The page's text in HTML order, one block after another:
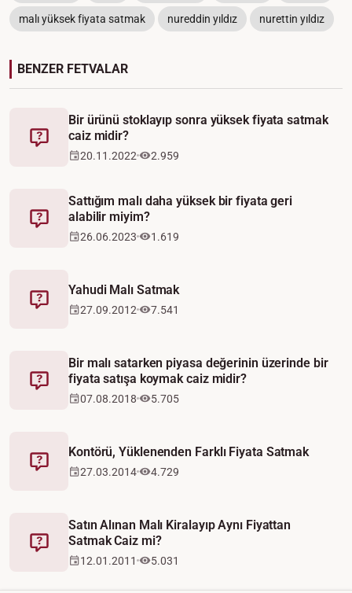
malı yüksek fiyata satmak nureddin yıldız nurettin yıldız
BENZER FETVALAR
Fetva
Bir ürünü stoklayıp sonra yüksek fiyata satmak
caiz midir?
20.11.2022 2.959
Fetva
Sattığım malı daha yüksek bir fiyata geri
alabilir miyim?
26.06.2023 1.619
Fetva
Yahudi Malı Satmak
27.09.2012 7.541
Fetva
Bir malı satarken piyasa değerinin üzerinde bir
fiyata satışa koymak caiz midir?
07.08.2018 5.705
Fetva
Kontörü, Yüklenenden Farklı Fiyata Satmak
27.03.2014 4.729
Fetva
Satın Alınan Malı Kiralayıp Aynı Fiyattan
Satmak Caiz mi?
12.01.2011 5.031